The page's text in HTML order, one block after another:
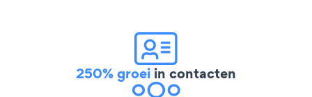
250% groei in contacten